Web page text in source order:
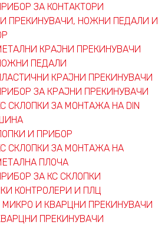
ЗА КОНТАКТОРИ
ПРЕКИНУВАЧИ, НОЖНИ ПЕДАЛИ И
КРАЈНИ ПРЕКИНУВАЧИ
ПЕДАЛИ
КРАЈНИ ПРЕКИНУВАЧИ
ЗА КРАЈНИ ПРЕКИНУВАЧИ
СКЛОПКИ ЗА МОНТАЖА НА DIN
И ПРИБОР
СКЛОПКИ ЗА МОНТАЖА НА
ПЛОЧА
ЗА КС СКЛОПКИ
КОНТРОЛЕРИ И ПЛЦ
И КВАРЦНИ ПРЕКИНУВАЧИ
ПРЕКИНУВАЧИ